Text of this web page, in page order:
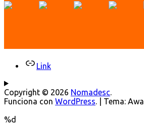
Link
Copyright © 2026 Nomadesc.
Funciona con WordPress. Tema:
%d